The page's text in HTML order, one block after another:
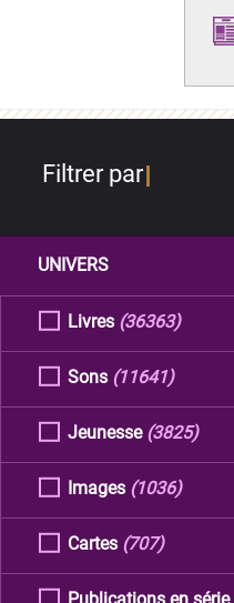
Filtrer par
UNIVERS
Livres (36363)
Sons (11641)
Jeunesse (3825)
Images (1036)
Cartes (707)